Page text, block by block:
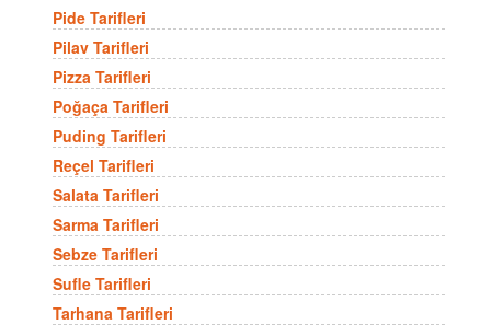
Pide Tarifleri
Pilav Tarifleri
Pizza Tarifleri
Poğaça Tarifleri
Puding Tarifleri
Reçel Tarifleri
Salata Tarifleri
Sarma Tarifleri
Sebze Tarifleri
Sufle Tarifleri
Tarhana Tarifleri